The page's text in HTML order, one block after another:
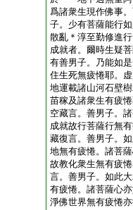
爲諸衆生現作佛事
子。少有菩薩能行
散亂＊淳至勤修進
成就者。爾時生疑
有善男子。乃能如
住生死無疲惓耶。
地運載諸山河石壁
苗稼及諸衆生有疲
空藏言。善男子。
成就故行菩薩行無
藏復言。善男子。
地無有疲惓。諸菩
故教化衆生無有疲
言。善男子。如此
有疲惓。諸菩薩心
淨佛世界無有疲惓